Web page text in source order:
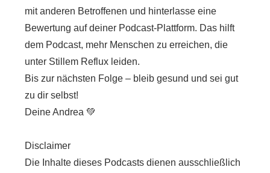
mit anderen Betroffenen und hinterlasse eine
Bewertung auf deiner Podcast-Plattform. Das hilft
dem Podcast, mehr Menschen zu erreichen, die
unter Stillem Reflux leiden.
Bis zur nächsten Folge – bleib gesund und sei gut
zu dir selbst!
Deine Andrea 💚
Disclaimer
Die Inhalte dieses Podcasts dienen ausschließlich